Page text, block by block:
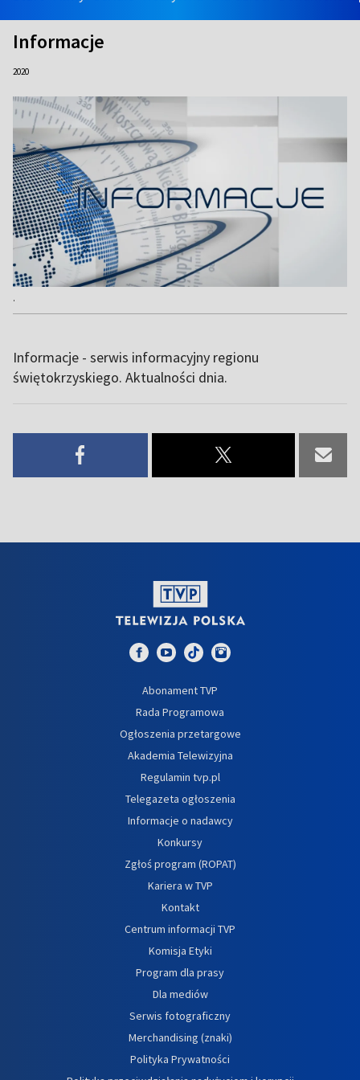
Informacje
2020
.
Informacje - serwis informacyjny regionu
świętokrzyskiego. Aktualności dnia.
Abonament TVP
Rada Programowa
Ogłoszenia przetargowe
Akademia Telewizyjna
Regulamin tvp.pl
Telegazeta ogłoszenia
Informacje o nadawcy
Konkursy
Zgłoś program (ROPAT)
Kariera w TVP
Kontakt
Centrum informacji TVP
Komisja Etyki
Program dla prasy
Dla mediów
Serwis fotograficzny
Merchandising (znaki)
Polityka Prywatności